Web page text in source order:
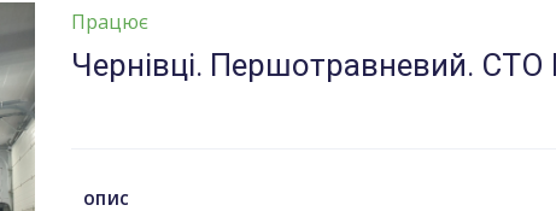
Працює
Чернівці. Першотравневий.
ОПИС